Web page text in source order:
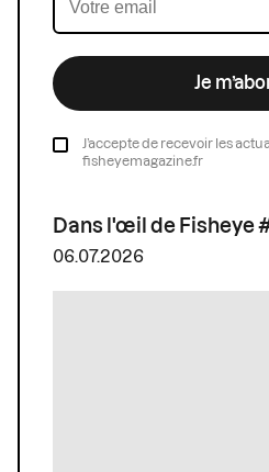
Je
J’accepte de recevoir les
fisheyemagazine.fr
Dans l'œil de Fisheye
06.07.2026